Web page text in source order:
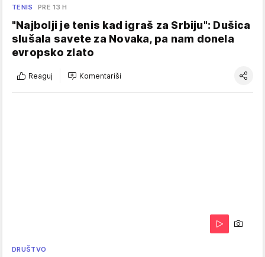
TENIS PRE 13 H
"Najbolji je tenis kad igraš za Srbiju": Dušica
slušala savete za Novaka, pa nam donela
evropsko zlato
Reaguj Komentariši
DRUŠTVO